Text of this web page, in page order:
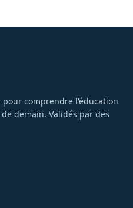
pour comprendre l'éducation
demain. Validés par des